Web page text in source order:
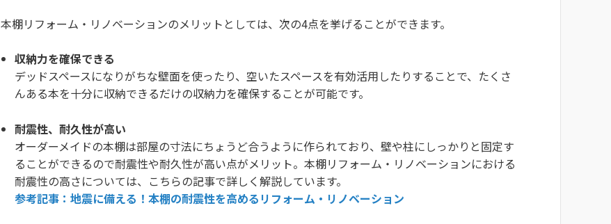
本棚リフォーム・リノベーションのメリットとしては、次の4点を挙げることができます。
収納力を確保できる
デッドスペースになりがちな壁面を使ったり、空いたスペースを有効活用したりすることで、たくさ
んある本を十分に収納できるだけの収納力を確保することが可能です。
耐震性、耐久性が高い
オーダーメイドの本棚は部屋の寸法にちょうど合うように作られており、壁や柱にしっかりと固定す
ることができるので耐震性や耐久性が高い点がメリット。本棚リフォーム・リノベーションにおける
耐震性の高さについては、こちらの記事で詳しく解説しています。
参考記事：地震に備える！本棚の耐震性を高めるリフォーム・リノベーション